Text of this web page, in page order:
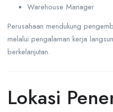
Warehouse Manager
Perusahaan mendukung
melalui pengalaman kerja
berkelanjutan.
Lokasi